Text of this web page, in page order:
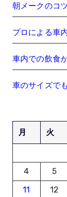
朝メークのコ
プロによる車
車内での飲食
車のサイズで
月 火
4
5
11
12